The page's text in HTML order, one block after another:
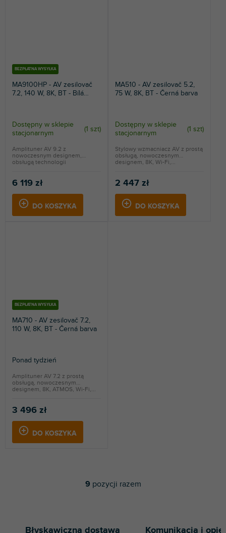
BEZPŁATNA WYSYŁKA
MA9100HP - AV zesilovač
7.2, 140 W, 8K, BT - Bílá
Dostępny w sklepie
stacjonarnym
(1 szt)
6 119 zł
DO KOSZYKA
Amplituner AV 9.2 z
nowoczesnym designem,
obsługą technologii
MA510 - AV zesilovač 5.2,
75 W, 8K, BT - Černá barva
Dostępny w sklepie
stacjonarnym
(1 szt)
2 447 zł
DO KOSZYKA
Stylowy wzmacniacz AV z prostą
obsługą, nowoczesnym
designem, 8K, Wi-Fi,...
BEZPŁATNA WYSYŁKA
MA710 - AV zesilovač 7.2,
110 W, 8K, BT - Černá barva
Ponad tydzień
3 496 zł
DO KOSZYKA
Amplituner AV 7.2 z prostą
obsługą, nowoczesnym
designem, 8K, ATMOS, Wi-Fi,...
K
r
9 pozycji razem
Błyskawiczna dostawa Komunikacja i